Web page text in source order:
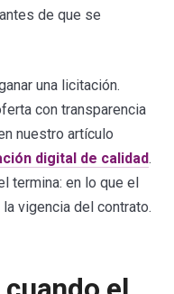
de que se
una licitación.
con transparencia
nuestro artículo
digital de calidad.
termina: en lo que el
vigencia del contrato.